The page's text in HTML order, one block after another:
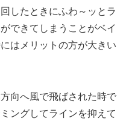
したときにふわ～ッとラ
できてしまうことがベイ
はメリットの方が大きい
向へ風で飛ばされた時で
ングしてラインを抑えて